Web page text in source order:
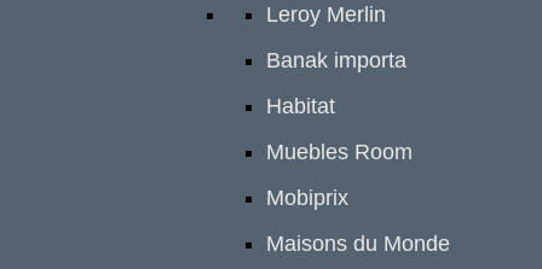
Leroy Merlin
Banak importa
Habitat
Muebles Room
Mobiprix
Maisons du Monde